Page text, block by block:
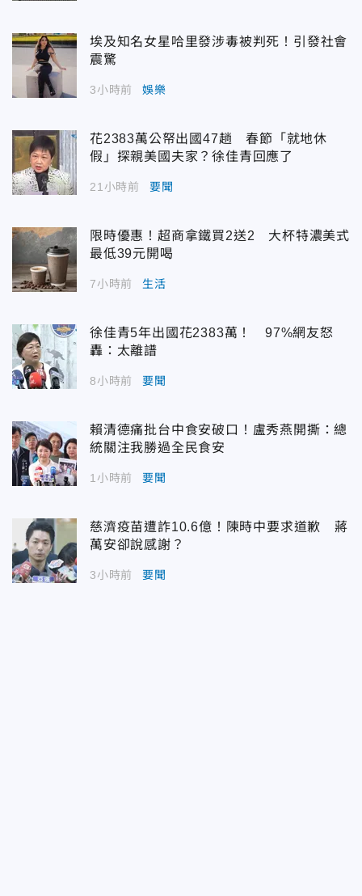
埃及知名女星哈里發涉毒被判死！引發社會
震驚
3小時前 娛樂
花2383萬公帑出國47趟 春節「就地休
假」探親美國夫家？徐佳青回應了
21小時前 要聞
限時優惠！超商拿鐵買2送2 大杯特濃美式
最低39元開喝
7小時前 生活
徐佳青5年出國花2383萬！ 97%網友怒
轟：太離譜
8小時前 要聞
賴清德痛批台中食安破口！盧秀燕開撕：總
統關注我勝過全民食安
1小時前 要聞
慈濟疫苗遭詐10.6億！陳時中要求道歉 蔣
萬安卻說感謝？
3小時前 要聞